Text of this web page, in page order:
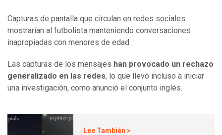
Capturas de pantalla que circulan en redes sociales
mostrarían al futbolista manteniendo conversaciones
inapropiadas con menores de edad.
Las capturas de los mensajes han provocado un rechazo
generalizado en las redes, lo que llevó incluso a iniciar
una investigación, como anunció el conjunto inglés.
Lee También >